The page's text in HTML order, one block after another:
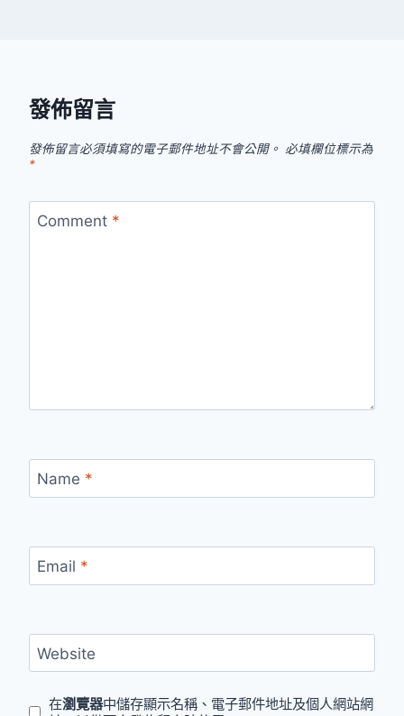
發佈留言
發佈留言必須填寫的電子郵件地址不會公開。 必填欄位標示為
*
Comment *
Name *
Email *
Website
在瀏覽器中儲存顯示名稱、電子郵件地址及個人網站網